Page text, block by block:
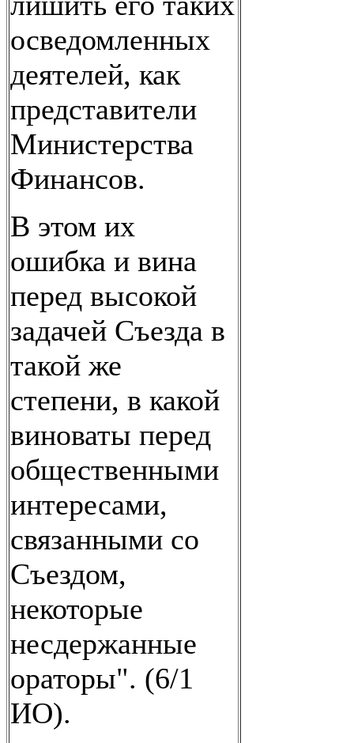
осведомленных
деятелей, как
представители
Министерства
Финансов.
В этом их
ошибка и вина
перед высокой
задачей Съезда в
такой же
степени, в какой
виноваты перед
общественными
интересами,
связанными со
Съездом,
некоторые
несдержанные
ораторы". (6/1
ИО).